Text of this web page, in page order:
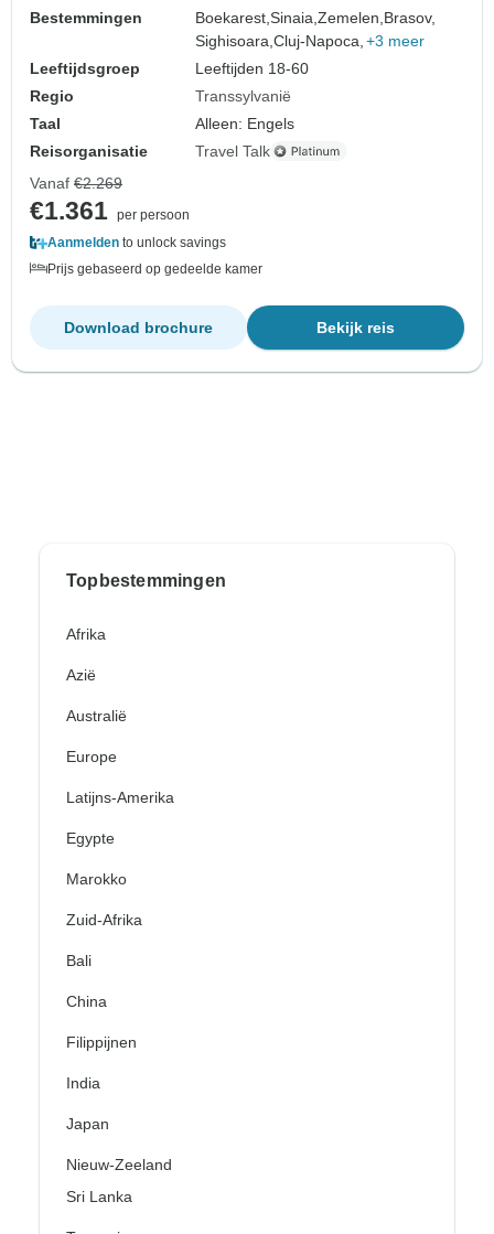
Bestemmingen
Boekarest,Sinaia,Zemelen, Brasov,
Sighisoara,Cluj-Napoca, +3 meer
Leeftijdsgroep
Leeftijden 18-60
Regio
Transsylvanië
Taal
Alleen: Engels
Reisorganisatie
Travel Talk
Vanaf €2.269
€1.361 per persoon
Aanmelden to unlock savings
Prijs gebaseerd op gedeelde kamer
Bekijk reis
Download brochure
Topbestemmingen
Afrika
Azië
Australië
Europe
Latijns-Amerika
Egypte
Marokko
Zuid-Afrika
Bali
China
Filippijnen
India
Japan
Nieuw-Zeeland
Sri Lanka